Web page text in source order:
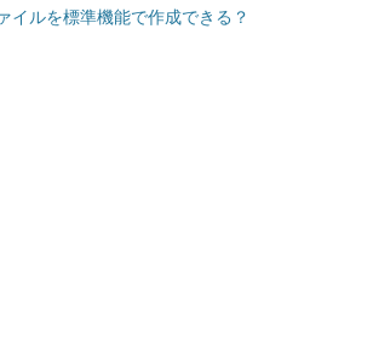
イルを標準機能で作成できる？